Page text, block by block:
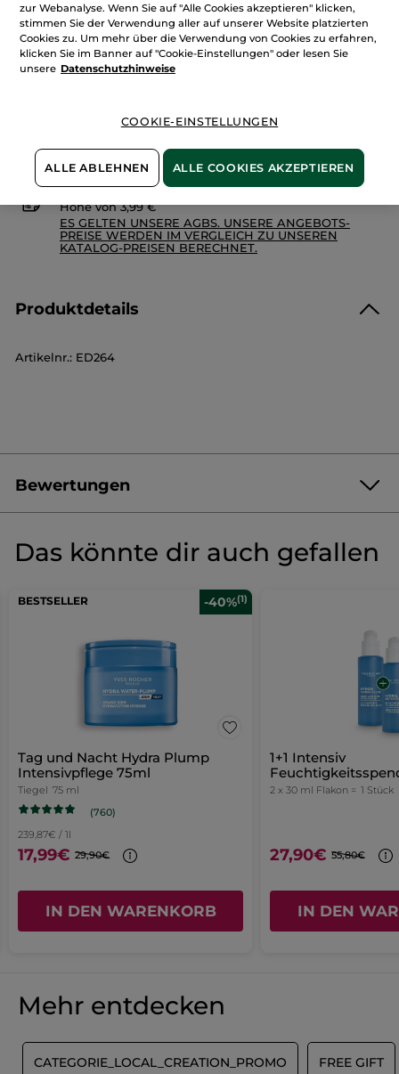
MOMENTAN NICHT VERFÜGBAR
Zahlung perRechnung mit Klarnau.a.
100 % zufrieden oder Geld zurück
Höhe von 3,99 €
ES GELTEN UNSERE AGBS. UNSERE ANGEBOTS-
PREISE WERDEN IM VERGLEICH ZU UNSEREN
KATALOG-PREISEN BERECHNET.
Produktdetails
Artikelnr.: ED264
Bewertungen
★★★★★
★★★★★
Kein
BEWERTUNG VERFASSEN
Das könnte dir auch gefallen
BESTSELLER -40%(1)
Tag und Nacht Hydra Plump
Intensivpflege 75ml
Tiegel 75 ml
(760)
239,87€ / 1l
17,99€ 29,90€
IN DEN WARENKORB
1+1 Intensiv
2 x 30 ml Flakon = 1 Stück
27,90€ 55,80€
IN DEN
Mehr entdecken
CATEGORIE_LOCAL_CREATION_PROMO FREE GIFT
zur Webanalyse. Wenn Sie auf "Alle Cookies akzeptieren" klicken,
stimmen Sie der Verwendung aller auf unserer Website platzierten
Cookies zu. Um mehr über die Verwendung von Cookies zu erfahren,
klicken Sie im Banner auf "Cookie-Einstellungen" oder lesen Sie
unsere Datenschutzhinweise
COOKIE-EINSTELLUNGEN
ALLE ABLEHNEN ALLE COOKIES AKZEPTIEREN